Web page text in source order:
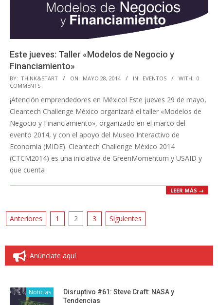
Este jueves: Taller «Modelos de Negocio y
Financiamiento»
2014-
05-
28
BY: THINK&START ON: MAYO 28, 2014 IN: EVENTOS WITH: 0
COMMENTS
¡Atención emprendedores en México! Este jueves 29 de mayo,
Cleantech Challenge México organizará el taller «Modelos de
Negocio y Financiamiento», organizado en el marco del
evento 2014, y con el apoyo del Museo Interactivo de
Economía (MIDE). Cleantech Challenge México 2014
(CTCM2014) es una iniciativa de GreenMomentum y USAID y
que cuenta
LEER MÁS →
Paginación
entradas
Anteriores 1 2 3 Siguientes
Anúnciate aquí
Noticias
Disruptivo #61: Steve Craft: NASA y
Tendencias